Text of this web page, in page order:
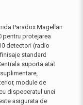
Paradox Magellan
pentru protejarea
detectori (radio
standard
suporta atat
module de
dispeceratul unei
asigurata de